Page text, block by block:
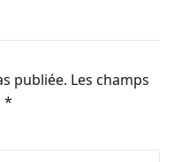
publiée. Les champs
*